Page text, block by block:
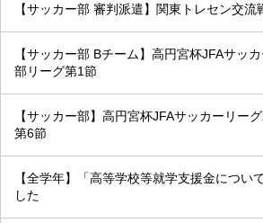
【サッカー部 審判派遣】関東トレセン交
【サッカー部 Bチーム】高円宮杯JFAサッ
部リーグ第1節
【サッカー部】高円宮杯JFAサッカーリー
第6節
【全学年】「高等学校等就学支援金につい
した